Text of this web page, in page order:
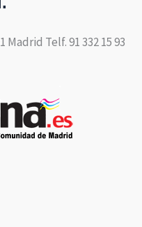
Madrid Telf. 91 332 15 93